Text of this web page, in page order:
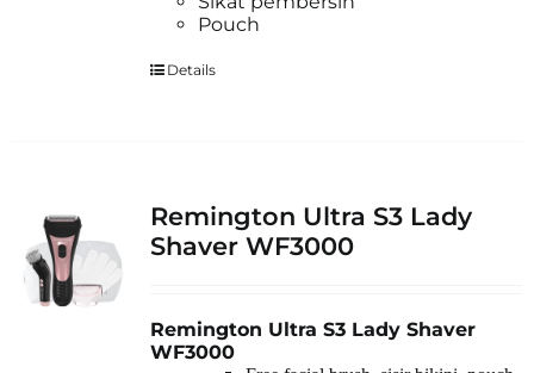
Pouch
Details
Remington Ultra S3 Lady
Shaver WF3000
Remington Ultra S3 Lady Shaver
WF3000